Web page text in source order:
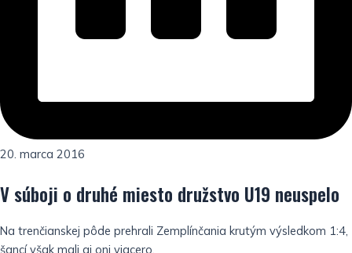
20. marca 2016
V súboji o druhé miesto družstvo U19 neuspelo
Na trenčianskej pôde prehrali Zemplínčania krutým výsledkom 1:4,
šancí však mali aj oni viacero.